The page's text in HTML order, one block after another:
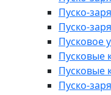
Пуско-
Пуско-
Пусковое
Пусковые
Пусковые
Пуско-